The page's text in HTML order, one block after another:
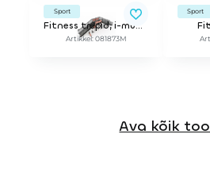
Sport
Fitness trepid, i-mudel
Artikkel: 081873M
Sport
Ava kõik